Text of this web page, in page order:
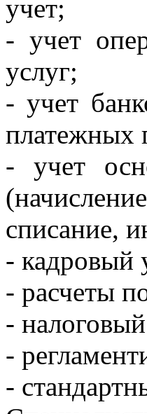
учет;
- учет
услуг;
- учет
- учет
списание,
- кадровый
- расчеты
-
-
-